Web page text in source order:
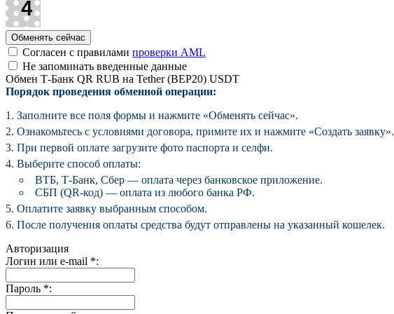
Согласен с правилами проверки AML
Не запоминать введенные данные
Обмен Т-Банк QR RUB на Tether (BEP20) USDT
Порядок проведения обменной операции:
Заполните все поля формы и нажмите «Обменять сейчас».
Ознакомьтесь с условиями договора, примите их и нажмите «Создать заявку».
При первой оплате загрузите фото паспорта и селфи.
Выберите способ оплаты:
ВТБ, Т-Банк, Сбер — оплата через банковское приложение.
СБП (QR-код) — оплата из любого банка РФ.
Оплатите заявку выбранным способом.
После получения оплаты средства будут отправлены на указанный кошелек.
Авторизация
Логин или e-mail *:
Пароль *: